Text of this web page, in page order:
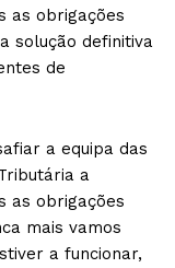
as obrigações
solução definitiva
de
a equipa das
a
as obrigações
mais vamos
a funcionar,